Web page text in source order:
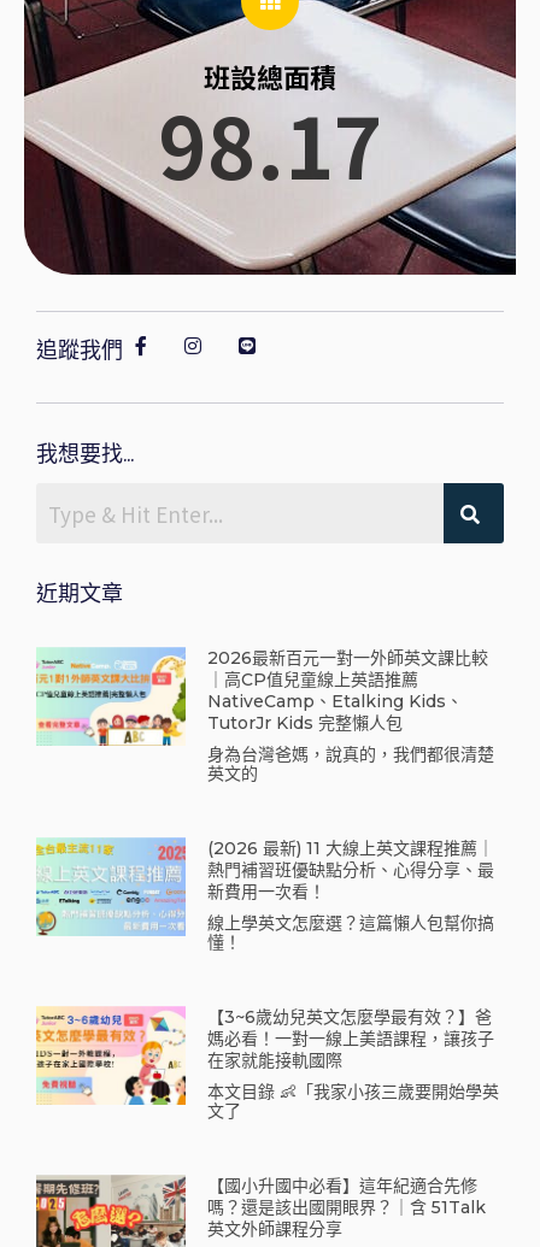
班設總面積
98.17
追蹤我們
我想要找...
近期文章
2026最新百元一對一外師英文課比較
｜高CP值兒童線上英語推薦
NativeCamp、Etalking Kids、
TutorJr Kids 完整懶人包
身為台灣爸媽，說真的，我們都很清楚
英文的
(2026 最新) 11 大線上英文課程推薦｜
熱門補習班優缺點分析、心得分享、最
新費用一次看！
線上學英文怎麼選？這篇懶人包幫你搞
懂！
【3~6歲幼兒英文怎麼學最有效？】爸
媽必看！一對一線上美語課程，讓孩子
在家就能接軌國際
本文目錄 👶「我家小孩三歲要開始學英
文了
【國小升國中必看】這年紀適合先修
嗎？還是該出國開眼界？｜含 51Talk
英文外師課程分享